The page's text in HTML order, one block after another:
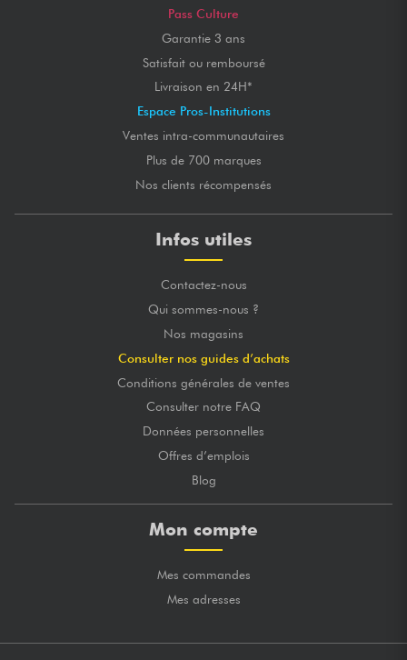
Pass Culture
Garantie 3 ans
Satisfait ou remboursé
Livraison en 24H*
Espace Pros-Institutions
Ventes intra-communautaires
Plus de 700 marques
Nos clients récompensés
Infos utiles
Contactez-nous
Qui sommes-nous ?
Nos magasins
Consulter nos guides d’achats
Conditions générales de ventes
Consulter notre FAQ
Données personnelles
Offres d’emplois
Blog
Mon compte
Mes commandes
Mes adresses